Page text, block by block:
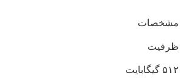
مشخصات
ظرفیت
۵۱۲ گیگابایت